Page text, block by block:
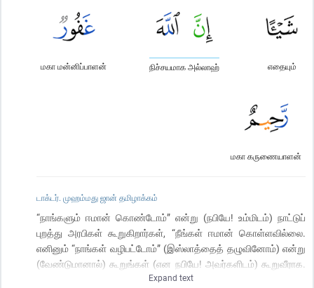
எதையும்
நிச்சயமாக அல்லாஹ்
மகா மன்னிப்பாளன்
மகா கருணையாளன்
டாக்டர். முஹம்மது ஜான் தமிழாக்கம்
“நாங்களும் ஈமான் கொண்டோம்” என்று (நபியே! உம்மிடம்) நாட்டுப்
புறத்து அரபிகள் கூறுகிறார்கள், “நீங்கள் ஈமான் கொள்ளவில்லை.
எனினும் “நாங்கள் வழிபட்டோம்” (இஸ்லாத்தைத் தழுவினோம்) என்று
(வேண்டுமானால்) கூறுங்கள் (என நபியே! அவர்களிடம்) கூறுவீராக.
“ஏனெனில் உங்களுடைய இதயங்களில் (உண்மையான) ஈமான்
Expand text